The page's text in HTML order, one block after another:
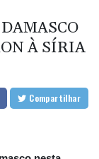
À SÍRIA
Compartilhar